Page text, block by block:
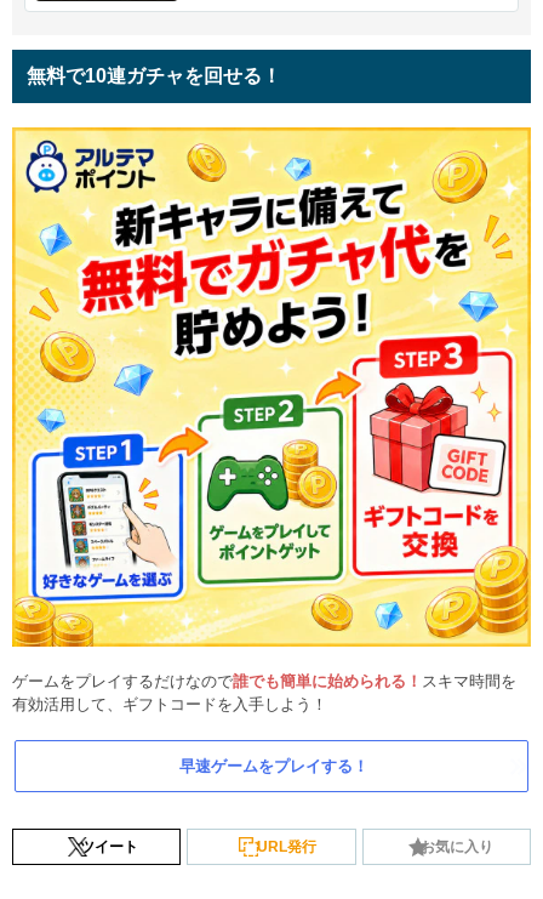
無料で10連ガチャを回せる！
ゲームをプレイするだけなので誰でも簡単に始められる！ スキマ時間を
有効活用して、ギフトコードを入手しよう！
早速ゲームをプレイする！
ツイート URL発行 お気に入り